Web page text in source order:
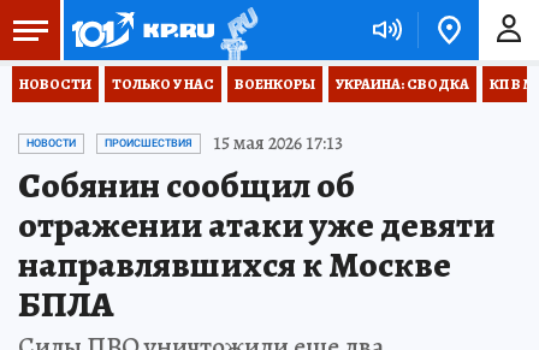
НОВОСТИ ТОЛЬКО У НАС ВОЕНКОРЫ УКРАИНА: СВОДКА КП В
НОВОСТИ ПРОИСШЕСТВИЯ 15 мая 2026 17:13
Собянин сообщил об
отражении атаки уже девяти
направлявшихся к Москве
БПЛА